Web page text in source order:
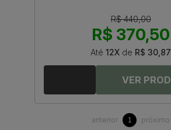
R$ 440,00
R$ 370,50
Até 12X de R$ 30,87
anterior 1 próximo